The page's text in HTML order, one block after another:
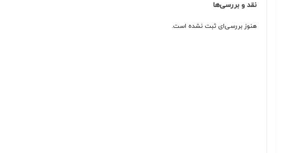
نقد و بررسی‌ها
هنوز بررسی‌ای ثبت نشده است.